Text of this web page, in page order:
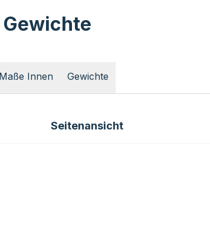
Maße Innen Gewichte
Seitenansicht